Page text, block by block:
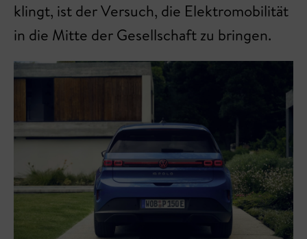
klingt, ist der Versuch, die Elektromobilität
in die Mitte der Gesellschaft zu bringen.